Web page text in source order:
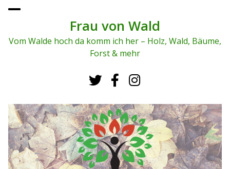
To
me
Frau von Wald
Vom Walde hoch da komm ich her – Holz, Wald, Bäume,
Forst & mehr